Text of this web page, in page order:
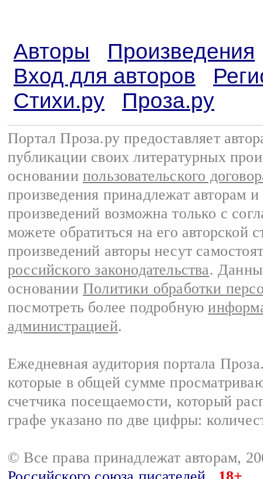
Авторы
Произведения
Вход для авторов
Стихи.ру
Проза.ру
Портал Проза.ру предоставляет
публикации своих литературных
основании пользовательского
произведения принадлежат авторам
произведений возможна только с
можете обратиться на его авторской
произведений авторы несут
российского законодательства.
основании Политики обработки
посмотреть более подробную
администрацией.
Ежедневная аудитория портала
которые в общей сумме
счетчика посещаемости, который
графе указано по две цифры:
© Все права принадлежат авторам,